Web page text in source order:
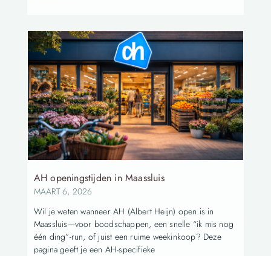
AH openingstijden in Maassluis
MAART 6, 2026
Wil je weten wanneer AH (Albert Heijn) open is in
Maassluis—voor boodschappen, een snelle “ik mis nog
één ding”-run, of juist een ruime weekinkoop? Deze
pagina geeft je een AH-specifieke